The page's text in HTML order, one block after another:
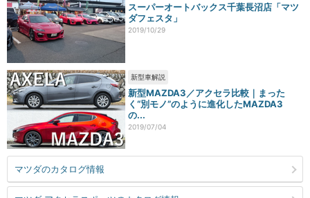
スーパーオートバックス千葉長沼店「マツ
ダフェスタ」
2019/10/29
新型車解説
新型MAZDA3／アクセラ比較｜まった
く“別モノ”のように進化したMAZDA3
の...
2019/07/04
マツダのカタログ情報